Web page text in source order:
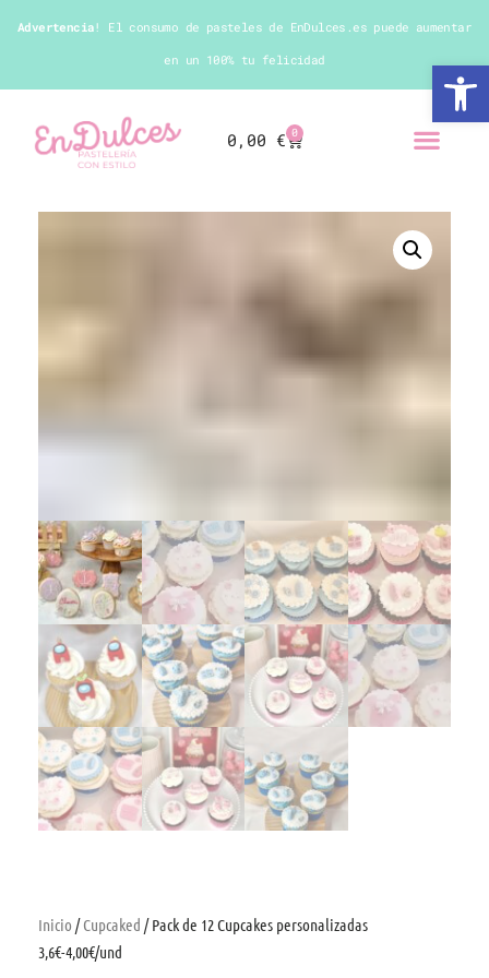
Abrir
Advertencia! El consumo de pasteles de EnDulces.es puede aumentar
en un 100% tu felicidad
0,00 € 0
Inicio /Cupcaked / Pack de 12 Cupcakes personalizadas
3,6€-4,00€/und